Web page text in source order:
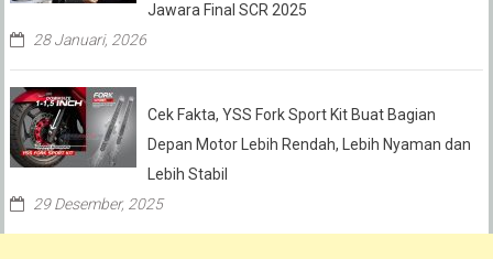
Jawara Final SCR 2025
28 Januari, 2026
Cek Fakta, YSS Fork Sport Kit Buat Bagian
Depan Motor Lebih Rendah, Lebih Nyaman dan
Lebih Stabil
29 Desember, 2025